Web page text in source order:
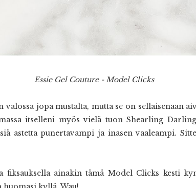
Essie Gel Couture - Model Clicks
valossa jopa mustalta, mutta se on sellaisenaan
itselleni myös vielä tuon Shearling
astetta punertavampi ja inasen vaaleampi.
fiksauksella ainakin tämä Model Clicks kesti